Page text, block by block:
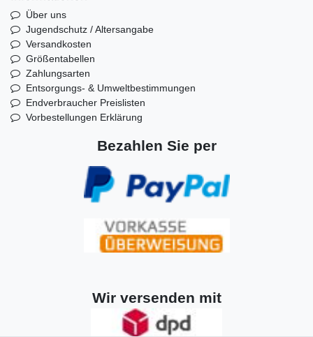
Über uns
Jugendschutz / Altersangabe
Versandkosten
Größentabellen
Zahlungsarten
Entsorgungs- & Umweltbestimmungen
Endverbraucher Preislisten
Vorbestellungen Erklärung
Bezahlen Sie per
Wir versenden mit